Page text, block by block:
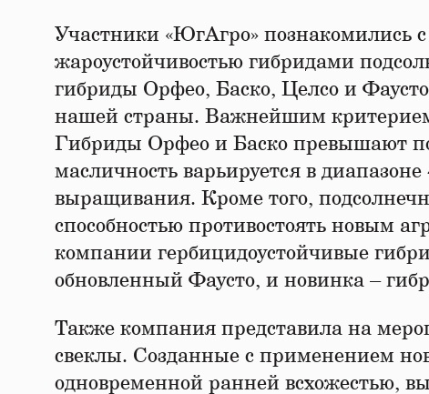
Участники «ЮгАгро» познакомились
жароустойчивостью гибридами
гибриды Орфео, Баско, Целсо и
нашей страны. Важнейшим критерием
Гибриды Орфео и Баско превышают
масличность варьируется в
выращивания. Кроме того,
способностью противостоять новым
компании гербицидоустойчивые
обновленный Фаусто, и новинка –
Также компания представила на
свеклы. Созданные с применением
одновременной ранней всхожестью,